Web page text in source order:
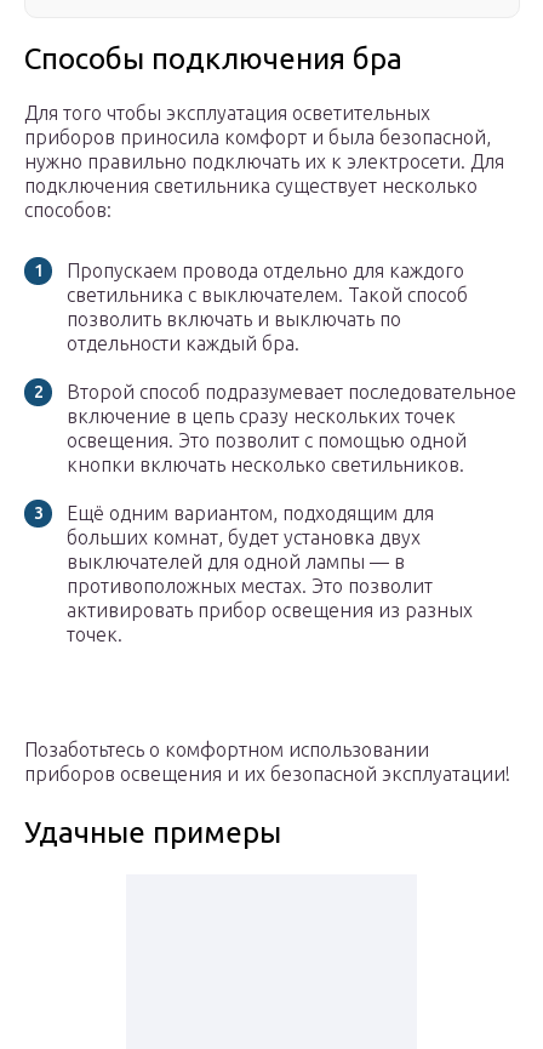
Способы подключения бра
Для того чтобы эксплуатация осветительных
приборов приносила комфорт и была безопасной,
нужно правильно подключать их к электросети. Для
подключения светильника существует несколько
способов:
Пропускаем провода отдельно для каждого
светильника с выключателем. Такой способ
позволить включать и выключать по
отдельности каждый бра.
Второй способ подразумевает последовательное
включение в цепь сразу нескольких точек
освещения. Это позволит с помощью одной
кнопки включать несколько светильников.
Ещё одним вариантом, подходящим для
больших комнат, будет установка двух
выключателей для одной лампы — в
противоположных местах. Это позволит
активировать прибор освещения из разных
точек.
Позаботьтесь о комфортном использовании
приборов освещения и их безопасной эксплуатации!
Удачные примеры